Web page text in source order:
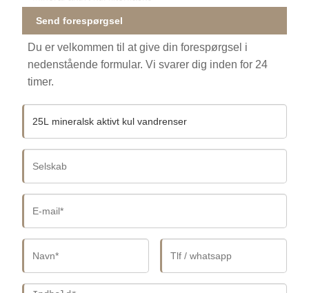
Send forespørgsel
Du er velkommen til at give din forespørgsel i
nedenstående formular. Vi svarer dig inden for 24
timer.